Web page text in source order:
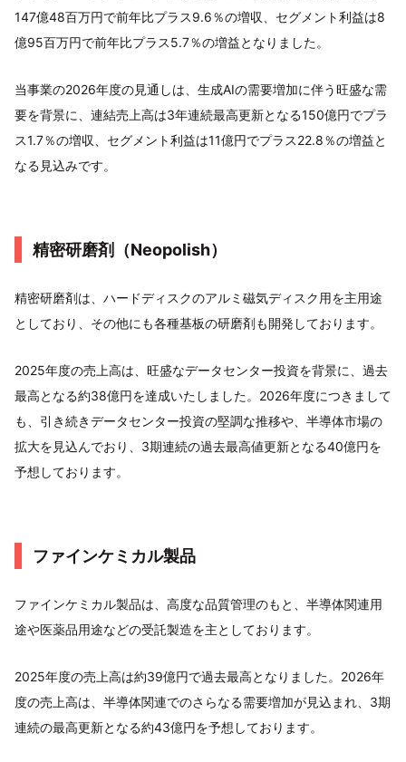
147億48百万円で前年比プラス9.6％の増収、セグメント利益は8
億95百万円で前年比プラス5.7％の増益となりました。
当事業の2026年度の見通しは、生成AIの需要増加に伴う旺盛な需
要を背景に、連結売上高は3年連続最高更新となる150億円でプラ
ス1.7％の増収、セグメント利益は11億円でプラス22.8％の増益と
なる見込みです。
精密研磨剤（Neopolish）
精密研磨剤は、ハードディスクのアルミ磁気ディスク用を主用途
としており、その他にも各種基板の研磨剤も開発しております。
2025年度の売上高は、旺盛なデータセンター投資を背景に、過去
最高となる約38億円を達成いたしました。2026年度につきまして
も、引き続きデータセンター投資の堅調な推移や、半導体市場の
拡大を見込んでおり、3期連続の過去最高値更新となる40億円を
予想しております。
ファインケミカル製品
ファインケミカル製品は、高度な品質管理のもと、半導体関連用
途や医薬品用途などの受託製造を主としております。
2025年度の売上高は約39億円で過去最高となりました。2026年
度の売上高は、半導体関連でのさらなる需要増加が見込まれ、3期
連続の最高更新となる約43億円を予想しております。